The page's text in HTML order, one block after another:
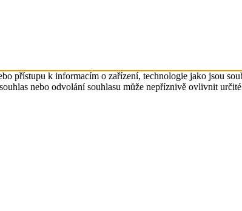
přístupu k informacím o zařízení, technologie jako jsou
nebo odvolání souhlasu může nepříznivě ovlivnit